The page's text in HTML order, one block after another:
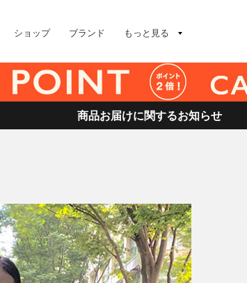
ショップ ブランド もっと見る
商品お届けに関するお知らせ